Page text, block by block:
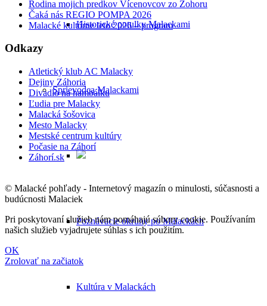
Historické potulky Malackami
Sprievodca Malackami
Poznávacie okruhy po Malackách
Kultúra v Malackách
Rodina mojich predkov Vícenovcov zo Zohoru
Čaká nás REGIO POMPA 2026
Malacké kultúrne leto 2026 – program
Odkazy
Atletický klub AC Malacky
Dejiny Záhoria
Divadlo na hambálku
Ľudia pre Malacky
Malacká šošovica
Mesto Malacky
Mestské centrum kultúry
Počasie na Záhorí
Záhorí.sk
© Malacké pohľady - Internetový magazín o minulosti, súčasnosti a
budúcnosti Malaciek
Pri poskytovaní služieb nám pomáhajú súbory cookie. Používaním
našich služieb vyjadrujete súhlas s ich použitím.
OK
Zrolovať na začiatok